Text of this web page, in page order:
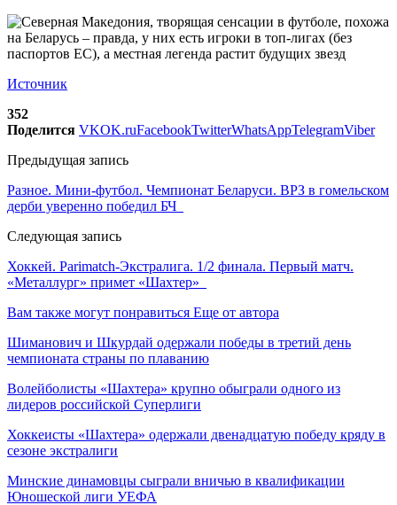
Источник
352
Поделится VKOK.ruFacebookTwitterWhatsAppTelegramViber
Предыдущая запись
Разное. Мини-футбол. Чемпионат Беларуси. ВРЗ в гомельском
дерби уверенно победил БЧ
Следующая запись
Хоккей. Parimatch-Экстралига. 1/2 финала. Первый матч.
«Металлург» примет «Шахтер»
Вам также могут понравиться Еще от автора
Шиманович и Шкурдай одержали победы в третий день
чемпионата страны по плаванию
Волейболисты «Шахтера» крупно обыграли одного из
лидеров российской Суперлиги
Хоккеисты «Шахтера» одержали двенадцатую победу кряду в
сезоне экстралиги
Минские динамовцы сыграли вничью в квалификации
Юношеской лиги УЕФА